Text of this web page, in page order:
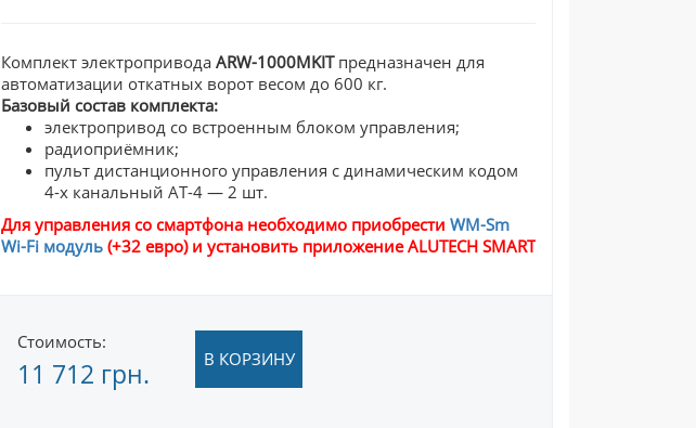
Комплект электропривода ARW-1000MKIT предназначен для
автоматизации откатных ворот весом до 600 кг.
Базовый состав комплекта:
электропривод со встроенным блоком управления;
радиоприёмник;
пульт дистанционного управления с динамическим кодом
4-х канальный АТ-4 — 2 шт.
Для управления со смартфона необходимо приобрести WM-Sm
Wi-Fi модуль (+32 евро) и установить приложение ALUTECH SMART
Стоимость:
11 712 грн. В КОРЗИНУ